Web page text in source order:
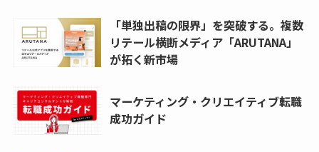
「単独出稿の限界」を突破する。複数
リテール横断メディア「ARUTANA」
が拓く新市場
マーケティング・クリエイティブ転職
成功ガイド